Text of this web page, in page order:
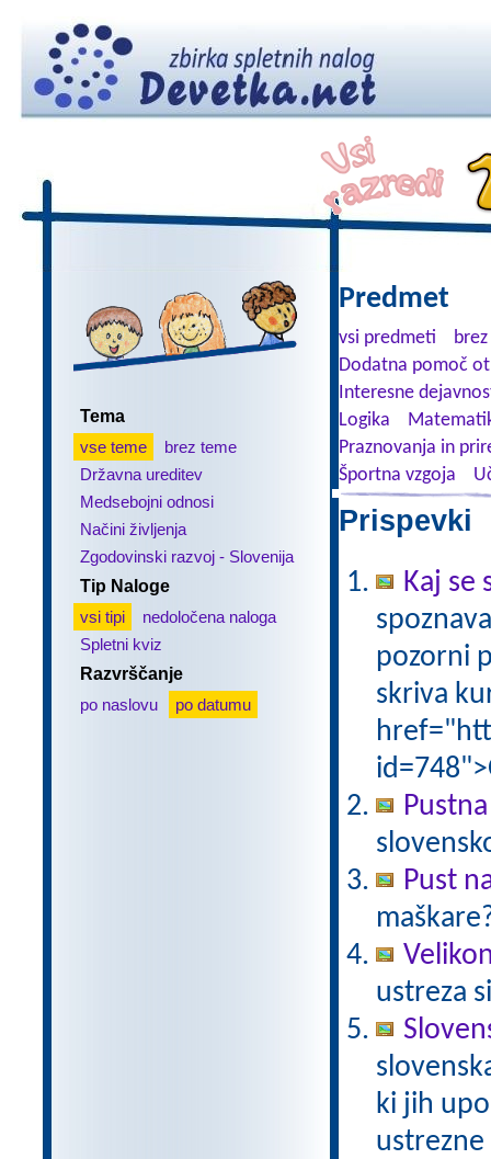
Tema
vse teme
brez teme
Državna ureditev
Medsebojni odnosi
Načini življenja
Zgodovinski razvoj - Slovenija
Tip Naloge
vsi tipi
nedoločena naloga
Spletni kviz
Razvrščanje
po naslovu
po datumu
Predmet
vsi predmeti
Dodatna pomoč
Interesne
Logika
Praznovanja in
Športna vzgoja
Prispevki
Kaj se
pozorni
skriva
Pust
ustreza
ki jih